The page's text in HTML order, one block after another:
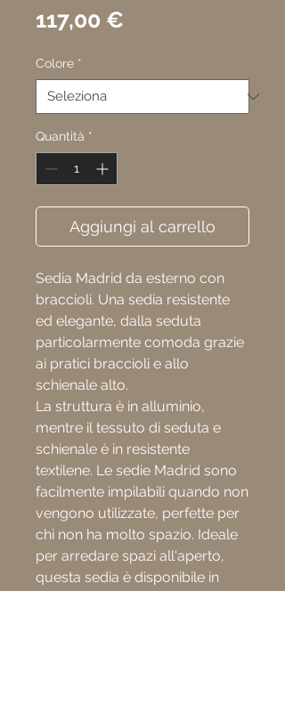
117,00 €
Colore *
Quantità *
Aggiungi al carrello
Sedia Madrid da esterno con
braccioli. Una sedia resistente
ed elegante, dalla seduta
particolarmente comoda grazie
ai pratici braccioli e allo
schienale alto.
La struttura è in alluminio,
mentre il tessuto di seduta e
schienale è in resistente
textilene. Le sedie Madrid sono
facilmente impilabili quando non
vengono utilizzate, perfette per
chi non ha molto spazio. Ideale
per arredare spazi all'aperto,
questa sedia è disponibile in